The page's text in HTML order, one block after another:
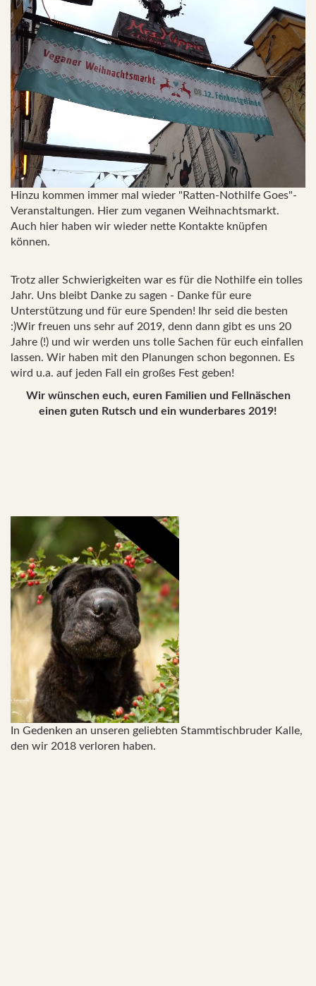
Hinzu kommen immer mal wieder "Ratten-Nothilfe Goes"-
Veranstaltungen. Hier zum veganen Weihnachtsmarkt.
Auch hier haben wir wieder nette Kontakte knüpfen
können.
Trotz aller Schwierigkeiten war es für die Nothilfe ein tolles
Jahr. Uns bleibt Danke zu sagen - Danke für eure
Unterstützung und für eure Spenden! Ihr seid die besten
:)Wir freuen uns sehr auf 2019, denn dann gibt es uns 20
Jahre (!) und wir werden uns tolle Sachen für euch einfallen
lassen. Wir haben mit den Planungen schon begonnen. Es
wird u.a. auf jeden Fall ein großes Fest geben!
Wir wünschen euch, euren Familien und Fellnäschen
einen guten Rutsch und ein wunderbares 2019!
In Gedenken an unseren geliebten Stammtischbruder Kalle,
den wir 2018 verloren haben.